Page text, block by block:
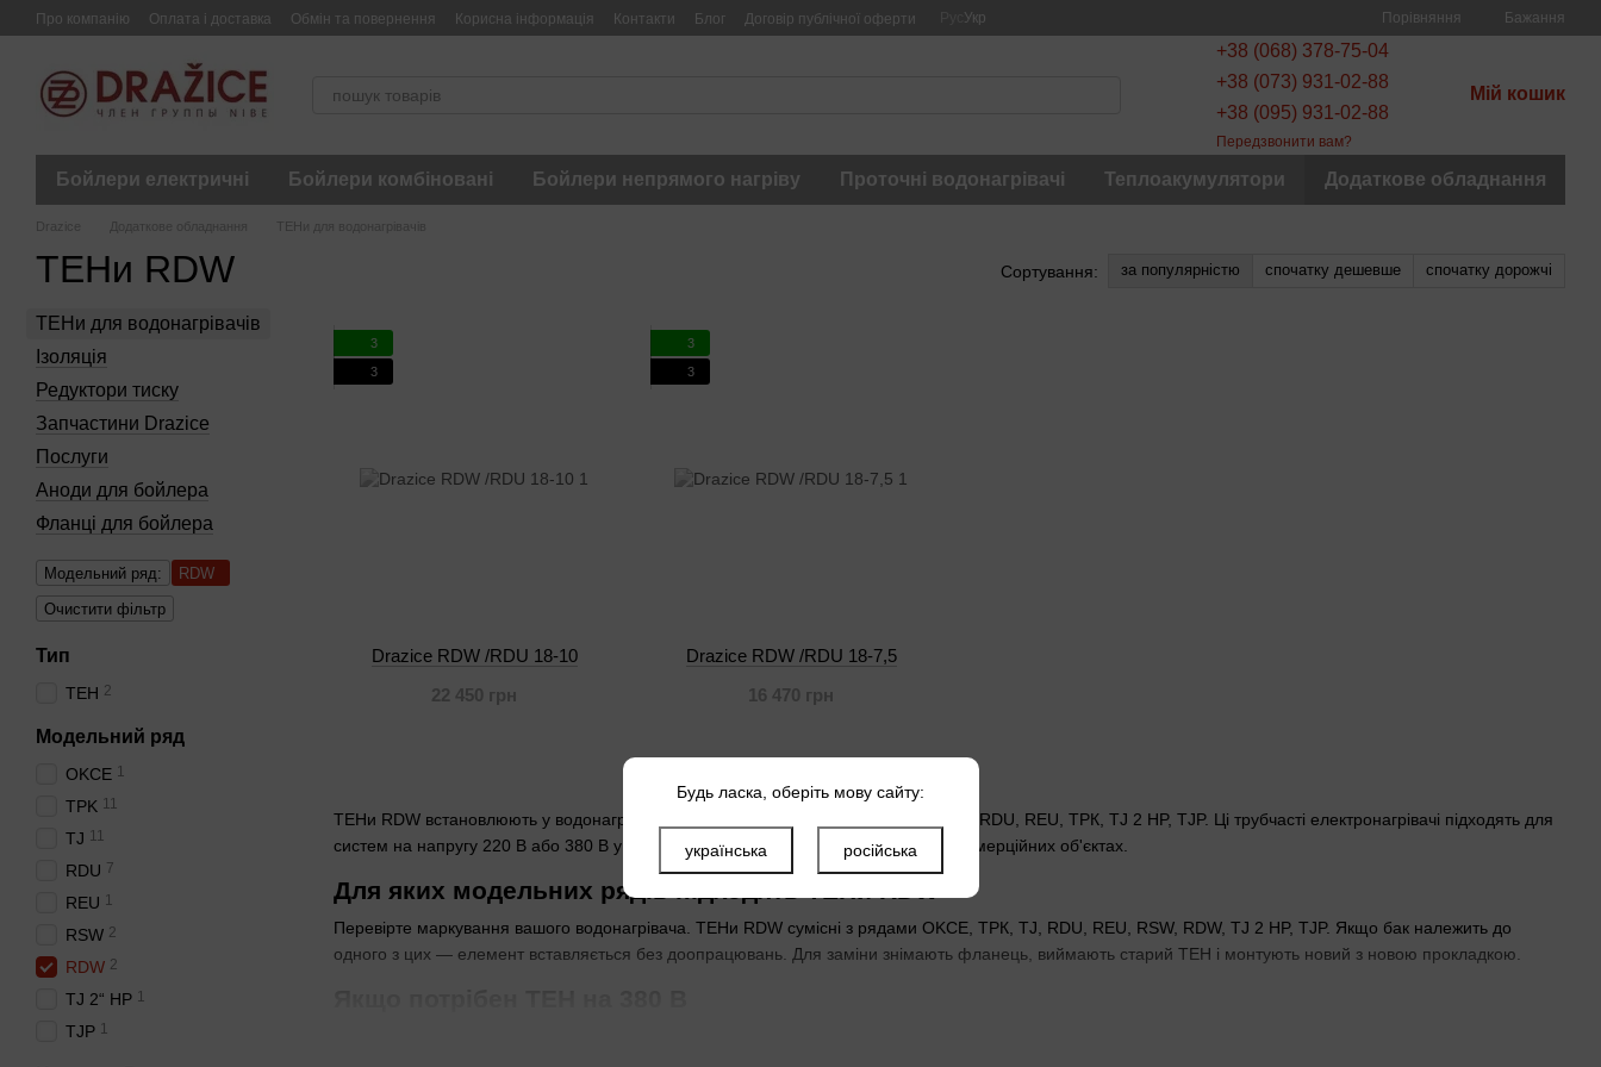
Перейти до основного контенту
Про компанію Оплата і доставка Обмін та повернення Корисна інформація Контакти Блог Договір публічної оферти Укр Порівняння Бажання
+38 (068) 378-75-04
+38 (073) 931-02-88
+38 (095) 931-02-88
Передзвонити вам?
Мій кошик
Бойлери електричні Бойлери комбіновані Бойлери непрямого нагріву Проточні водонагрівачі Теплоакумулятори Додаткове обладнання
Drazice Додаткове обладнання ТЕНи для водонагрівачів
ТЕНи RDW Сортування: за популярністю спочатку дешевше спочатку дорожчі
ТЕНи RDW встановлюють у водонагрівачі модельних рядів RDW, RSW, TJ, OKCE, RDU, REU, ТРК, TJ 2 HP, TJP. Ці трубчасті електронагрівачі підходять для
систем на напругу 220 В або 380 В у приватних будинках, багатоквартирках чи комерційних об'єктах.
Для яких модельних рядів підходять ТЕНи RDW
Перевірте маркування вашого водонагрівача. ТЕНи RDW сумісні з рядами OKCE, ТРК, TJ, RDU, REU, RSW, RDW, TJ 2 HP, TJP. Якщо бак належить до
одного з цих — елемент вставляється без доопрацювань. Для заміни знімають фланець, виймають старий ТЕН і монтують новий з новою прокладкою.
3
3
Drazice RDW /RDU 18-10
22 450 грн
3
3
Drazice RDW /RDU 18-7,5
16 470 грн
ТЕНи для водонагрівачів
Ізоляція
Редуктори тиску
Запчастини Drazice
Послуги
Аноди для бойлера
Фланці для бойлера
Модельний ряд:
RDW
Очистити фільтр
Тип
ТЕН 2
Модельний ряд
OKCE 1
ТРK 11
TJ 11
RDU 7
REU 1
RSW 2
RDW 2
TJ 2“ HP 1
TJP 1
Будь ласка, оберіть мову сайту:
українська російська